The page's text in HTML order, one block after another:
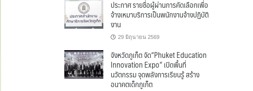
ประกาศ รายชื่อผู้ผ่านการคัดเลือกเพื่อ
จ้างเหมาบริการเป็นพนักงานจ้างปฏิบัติ
งาน
29 มิถุนายน 2569
จังหวัดภูเก็ต จัด“Phuket Education
Innovation Expo” เปิดพื้นที่
นวัตกรรม จุดพลังการเรียนรู้ สร้าง
อนาคตเด็กภูเก็ต